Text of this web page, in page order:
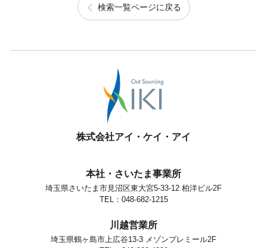
検索一覧ページに戻る
株式会社アイ・ケイ・アイ
本社・さいたま事業所
埼玉県さいたま市見沼区東大宮5-33-12 柏洋ビル2F
TEL：048-682-1215
川越営業所
埼玉県鶴ヶ島市上広谷13-3 メゾンプレミール2F